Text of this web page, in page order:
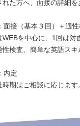
た方へ、面接の詳細を
面接（基本３回）＋適
を中心に、1回は対
検査、簡単な英語スキ
内定
期はご相談に応じます